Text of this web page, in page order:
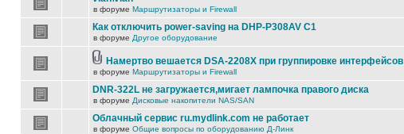
в форуме Маршрутизаторы и Firewall
Как отключить power-saving на DHP-P308AV C1
в форуме Другое оборудование
Намертво вешается DSA-2208X при группировке интерфейсов
в форуме Маршрутизаторы и Firewall
DNR-322L не загружается,мигает лампочка правого диска
в форуме Дисковые накопители NAS/SAN
Облачный сервис ru.mydlink.com не работает
в форуме Общие вопросы по оборудованию Д-Линк